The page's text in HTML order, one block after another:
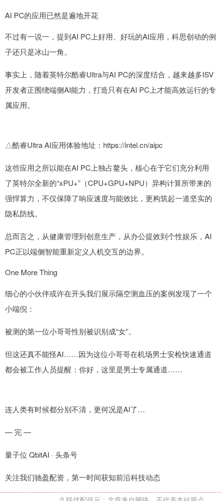
AI PC的应用已然是遍地开花
不过有一说一，提到AI PC上好用、好玩的AI应用，科思创动的例
子还只是冰山一角。
事实上，随着英特尔酷睿Ultra与AI PC的深度结合，越来越多ISV
开发者正围绕端侧AI能力，打造只有在AI PC上才能高效运行的专
属应用。
△酷睿Ultra AI应用体验地址：https://intel.cn/aipc
这些应用之所以能在AI PC上独占鳌头，核心在于它们充分利用
了英特尔全新的“xPU+”（CPU+GPU+NPU）异构计算所带来的
强悍算力，不仅保障了响应速度与能效比，更构筑起一道坚实的
隐私防线。
总而言之，从健康管理到创意生产，从办公提效到个性娱乐，AI
PC正以端侧智能重新定义人机交互的边界。
One More Thing
细心的小伙伴或许在开头我们展示隔空测血压的案例发现了一个
小端倪：
被测的第一位小哥哥性别被识别成“女”。
但这还真不能怪AI……因为这位小哥哥在机场男士安检快速通道
都会被工作人员提醒：你好，这里是男士专属通道……
连人类有时候都分别不清，更何况是AI了…
— 完 —
量子位 QbitAI · 头条号
关注我们驰盈配资，第一时间获知前沿科技动态